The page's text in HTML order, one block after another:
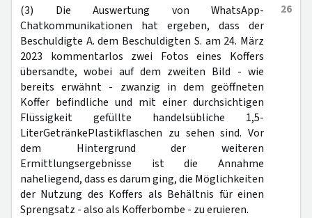
26
(3) Die Auswertung von WhatsApp-
Chatkommunikationen hat ergeben, dass der
Beschuldigte A. dem Beschuldigten S. am 24. März
2023 kommentarlos zwei Fotos eines Koffers
übersandte, wobei auf dem zweiten Bild - wie
bereits erwähnt - zwanzig in dem geöffneten
Koffer befindliche und mit einer durchsichtigen
Flüssigkeit gefüllte handelsübliche 1,5-
LiterGetränkePlastikflaschen zu sehen sind. Vor
dem Hintergrund der weiteren
Ermittlungsergebnisse ist die Annahme
naheliegend, dass es darum ging, die Möglichkeiten
der Nutzung des Koffers als Behältnis für einen
Sprengsatz - also als Kofferbombe - zu eruieren.